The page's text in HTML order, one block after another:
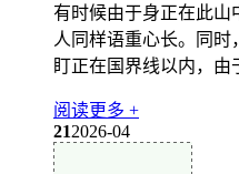
有时候由于身正在此山
人同样语重心长。同
盯正在国界线以内，由
阅读更多 +
212026-04